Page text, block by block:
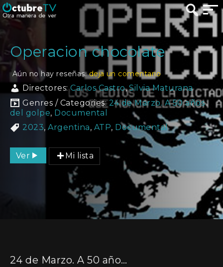
Operacion chocolate
Aún no hay reseñas.deja un comentario
Directores:Carlos Castro,Silvia Maturana
Genres / Categories:24 de Marzo. A 50 años
del golpe, Documental
2023,Argentina, ATP, Documental
Ver Mi lista
24 de Marzo. A 50 años del golpe